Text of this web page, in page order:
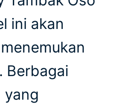
ini akan
Berbagai
yang